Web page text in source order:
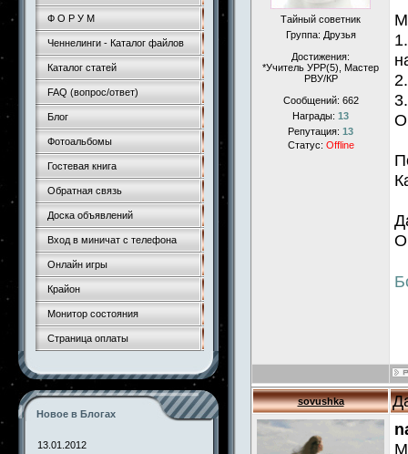
Ф О Р У М
Ченнелинги - Каталог файлов
Каталог статей
FAQ (вопрос/ответ)
Блог
Фотоальбомы
Гостевая книга
Обратная связь
Доска объявлений
Вход в миничат с телефона
Онлайн игры
Крайон
Монитор состояния
Страница оплаты
Новое в Блогах
13.01.2012
Тайный советник
Группа: Друзья
Достижения:
*Учитель УРР(5), Маcтер
РВУ/КР
Сообщений: 662
Награды: 13
Репутация: 13
Статус: Offline
sovushka